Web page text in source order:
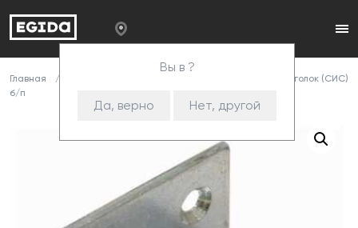
Вы в ?
Да, верно Нет, другой
Главная
111 Уголок (СИС)
б/п